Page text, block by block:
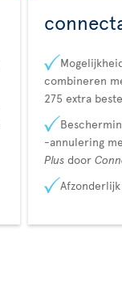
combineren
275 extra
-annulering
Plusdoor